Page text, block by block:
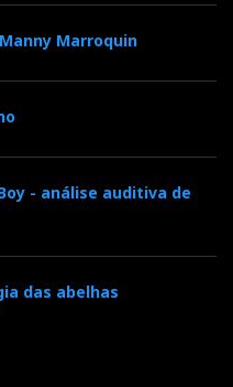
território neutro. Com
com bomba de vácuo,
Marroquin
- análise auditiva de
das abelhas